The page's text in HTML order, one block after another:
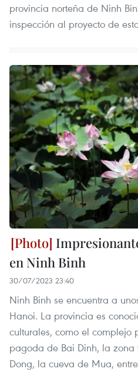
provincia norteña de Ninh
inspección al proyecto de
en Ninh Binh
30/07/2023 23:40
Ninh Binh se encuentra a
Hanoi. La provincia es
culturales, como el complejo
pagoda de Bai Dinh, la zona
Dong, la cueva de Mua,